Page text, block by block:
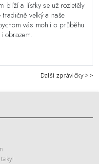
blíží a lístky se už rozletěly
velký a naše
vás mohli o průběhu
obrazem.
Další zprávičky >>